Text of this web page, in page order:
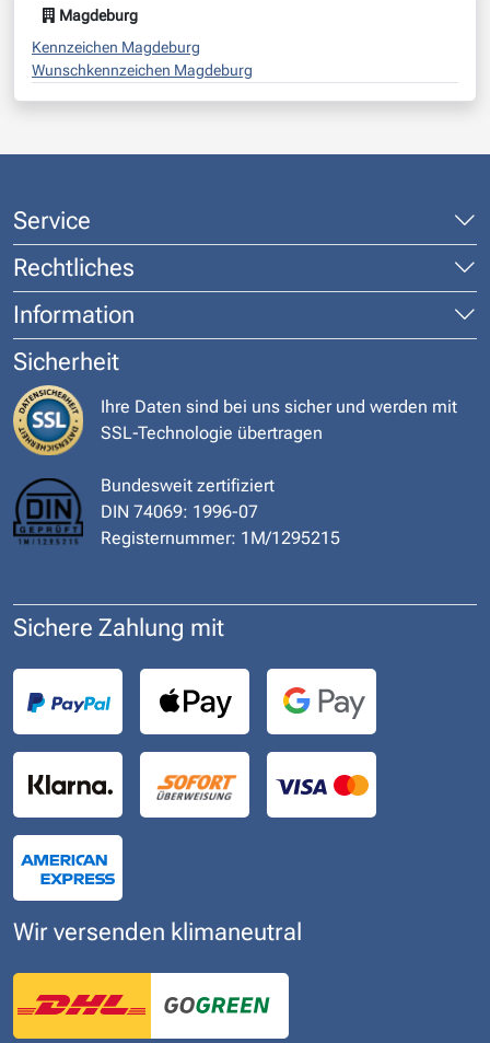
Magdeburg
Kennzeichen Magdeburg
Wunschkennzeichen Magdeburg
Service
Rechtliches
Information
Sicherheit
Ihre Daten sind bei uns sicher und werden mit
SSL-Technologie übertragen
Bundesweit zertifiziert
DIN 74069: 1996-07
Registernummer: 1M/1295215
Sichere Zahlung mit
Wir versenden klimaneutral